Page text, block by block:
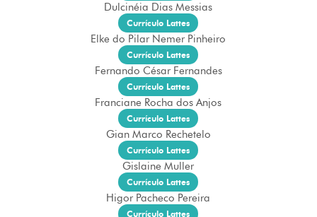
Dulcinéia Dias Messias
Currículo Lattes
Elke do Pilar Nemer Pinheiro
Currículo Lattes
Fernando César Fernandes
Currículo Lattes
Franciane Rocha dos Anjos
Currículo Lattes
Gian Marco Rechetelo
Currículo Lattes
Gislaine Muller
Currículo Lattes
Higor Pacheco Pereira
Currículo Lattes